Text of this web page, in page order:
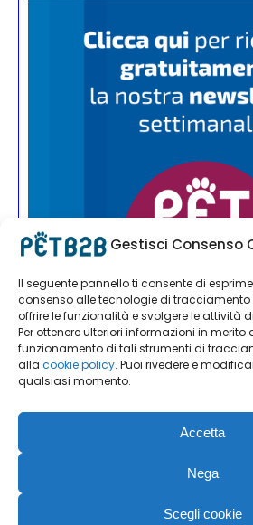
Gestisci Consenso
Il seguente pannello ti consente di
consenso alle tecnologie di
offrire le funzionalità e svolgere le attività
Per ottenere ulteriori informazioni in merito
funzionamento di tali strumenti di
alla cookie policy. Puoi rivedere e
qualsiasi momento.
Accetta
Nega
Scegli cookie